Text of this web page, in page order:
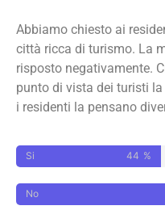
Abbiamo chiesto ai
città ricca di turismo. La
risposto negativamente.
punto di vista dei turisti
i residenti la pensano
44 %
Si
No